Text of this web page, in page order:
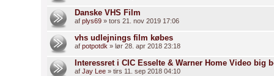
Danske VHS Film
af plys69 » tors 21. nov 2019 17:06
vhs udlejnings film købes
af potpotdk » lør 28. apr 2018 23:18
Interessret i CIC Esselte & Warner Home Video big
af Jay Lee » tirs 11. sep 2018 04:10